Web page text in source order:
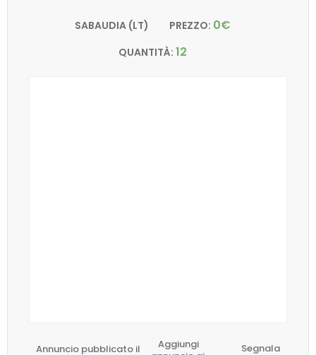
SABAUDIA (LT) PREZZO: 0€
QUANTITÀ: 12
Annuncio pubblicato il
Aggiungi
Segnala